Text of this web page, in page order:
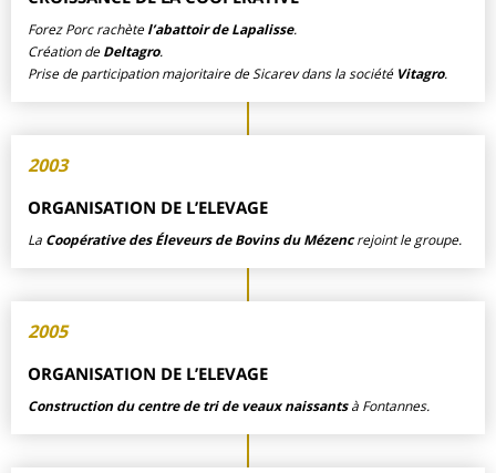
Forez Porc rachètel’abattoir de Lapalisse.
Création deDeltagro.
Prise de participation majoritaire de Sicarev dans la société Vitagro.
2003
ORGANISATION DE L’ELEVAGE
La Coopérative des Éleveurs de Bovins du Mézencrejoint le groupe.
2005
ORGANISATION DE L’ELEVAGE
Construction du centre de tri de veaux naissantsà Fontannes.